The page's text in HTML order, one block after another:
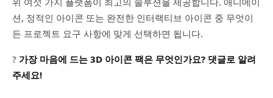
션, 정적인 아이콘 또는 완전한 인터랙티브 아이콘 중 무엇이
든 프로젝트 요구 사항에 맞게 선택하면 됩니다.
? 가장 마음에 드는 3D 아이콘 팩은 무엇인가요? 댓글로 알려
주세요!